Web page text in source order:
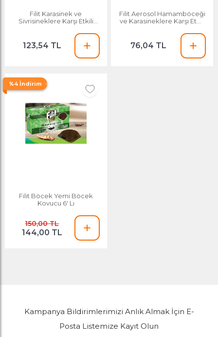
Filit Karasinek ve
Sivrisineklere Karşı Etkili
123,54 TL
Filit Aerosol Hamamböceği
ve Karasineklere Karşı Etkili
76,04 TL
%4 İndirim
Filit Böcek Yemi Böcek
Kovucu 6' Lı
150,00 TL
144,00 TL
Kampanya Bildirimlerimizi Anlık Almak İçin E-
Posta Listemize Kayıt Olun